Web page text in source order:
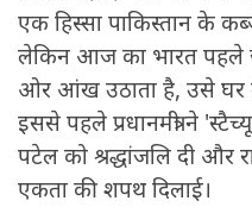
एक हिस्सा पाकिस्तान के
लेकिन आज का भारत पहले
ओर आंख उठाता है, उसे घर
इससे पहले प्रधानमंत्री ने
पटेल को श्रद्धांजलि दी और
एकता की शपथ दिलाई।